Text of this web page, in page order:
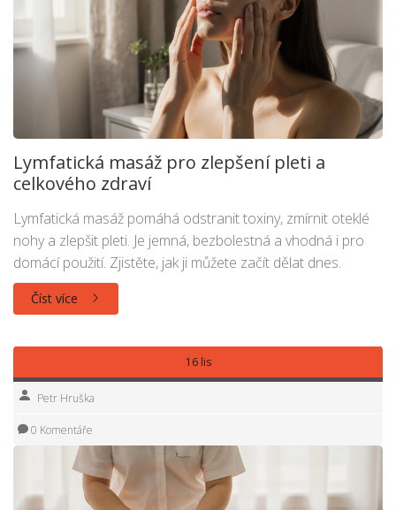
Lymfatická masáž pro zlepšení pleti a
celkového zdraví
Lymfatická masáž pomáhá odstranit toxiny, zmírnit oteklé
nohy a zlepšit pleti. Je jemná, bezbolestná a vhodná i pro
domácí použití. Zjistěte, jak ji můžete začít dělat dnes.
Číst více
16 lis
Petr Hruška
0 Komentáře